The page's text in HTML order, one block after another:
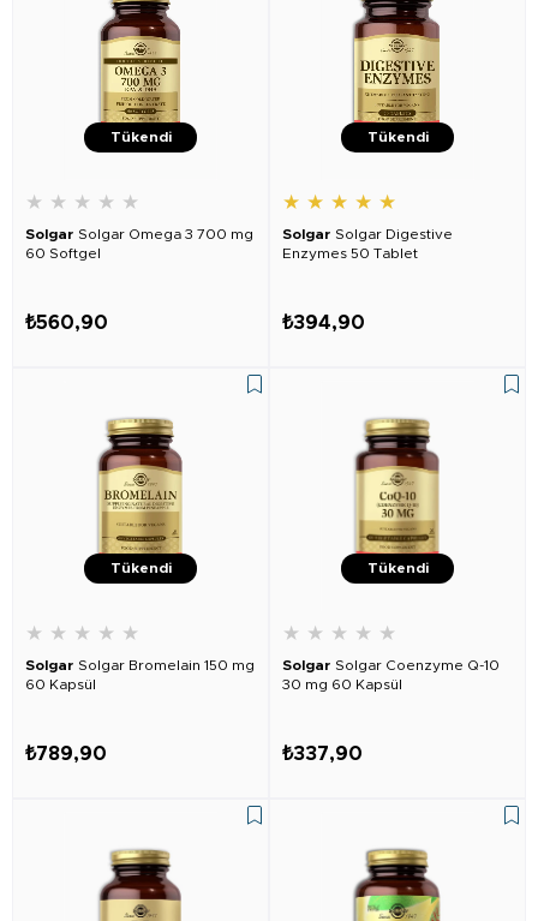
Tükendi
★ ★ ★ ★ ★
Solgar Solgar Omega 3 700 mg
60 Softgel
₺560,90
Tükendi
★ ★ ★ ★ ★
Solgar Solgar Digestive
Enzymes 50 Tablet
₺394,90
Tükendi
★ ★ ★ ★ ★
Solgar Solgar Bromelain 150 mg
60 Kapsül
₺789,90
Tükendi
★ ★ ★ ★ ★
Solgar Solgar Coenzyme Q-10
30 mg 60 Kapsül
₺337,90